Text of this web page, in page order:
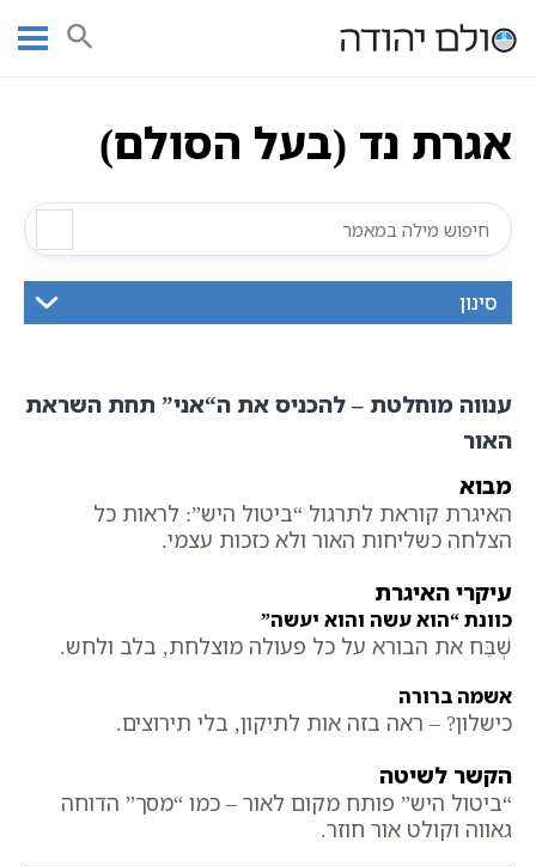
עמוד ראשי אוצר הכתבים
כתבי בעל הסולם
כתבי חסידות אשלג אגרת נד (בעל הסולם)
אגרת נד (בעל הסולם)
ענווה מוחלטת – להכניס את ה“אני” תחת השראת
האור
מבוא
האיגרת קוראת לתרגול “ביטול היש”: לראות כל
הצלחה כשליחות האור ולא כזכות עצמי.
עיקרי האיגרת
כוונת “הוא עשה והוא יעשה”
שְׁבֵּח את הבורא על כל פעולה מוצלחת, בלב ולחש.
אשמה ברורה
כישלון? – ראה בזה אות לתיקון, בלי תירוצים.
הקשר לשיטה
“ביטול היש” פותח מקום לאור – כמו “מסך” הדוחה
גאווה וקולט אור חוזר.
סינון